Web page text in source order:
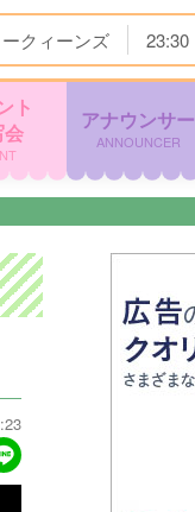
クィーンズ 23:30
ト
アナウンサー
ANNOUNCER